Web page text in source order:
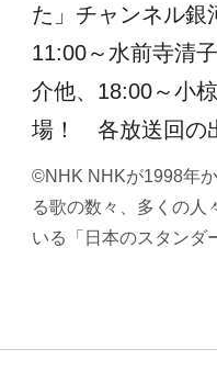
た」チャンネル
11:00～水前寺清
介他、18:00～小
場！ 各放送回の
©NHK NHKが1998年
る歌の数々、多くの人
いる「日本のスタン